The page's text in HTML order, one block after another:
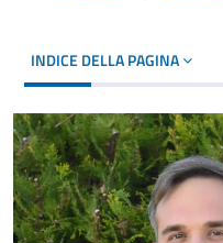
INDICE DELLA PAGINA